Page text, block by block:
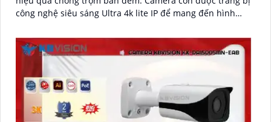
công nghệ siêu sáng Ultra 4k lite IP để mang đến hình